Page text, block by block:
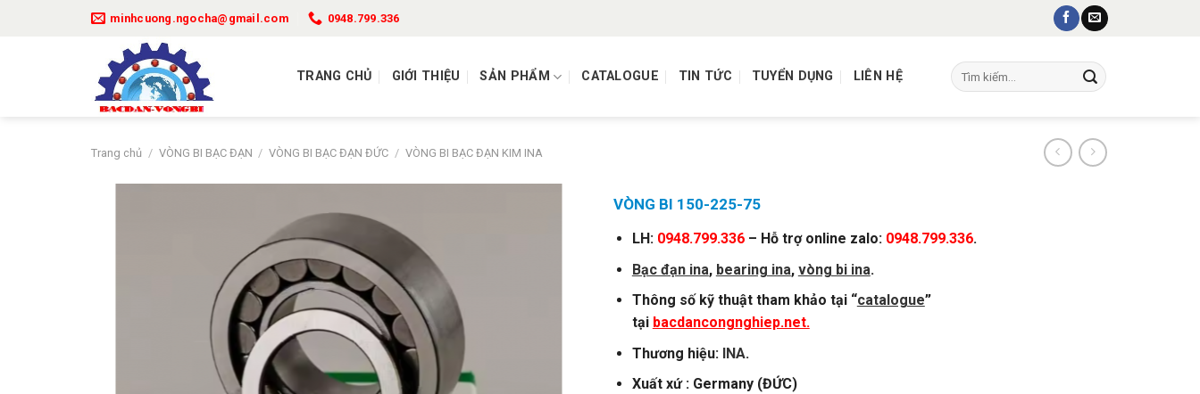
minhcuong.ngocha@gmail.com 0948.799.336
TRANG CHỦ GIỚI THIỆU SẢN PHẨM CATALOGUE TIN TỨC TUYỂN DỤNG LIÊN HỆ
Tìm
kiếm:
Trang chủ / VÒNG BI BẠC ĐẠN / VÒNG BI BẠC ĐẠN ĐỨC / VÒNG BI BẠC ĐẠN KIM INA
VÒNG BI 150-225-75
LH: 0948.799.336 – Hỗ trợ online zalo: 0948.799.336.
Bạc đạn ina, bearing ina, vòng bi ina.
Thông số kỹ thuật tham khảo tại “catalogue”
tại bacdancongnghiep.net.
Thương hiệu: INA.
Xuất xứ : Germany (ĐỨC)